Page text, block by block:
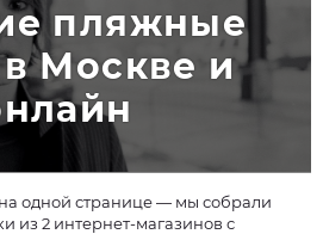
пляжные
Москве и
одной странице — мы собрали
из 2 интернет-магазинов с